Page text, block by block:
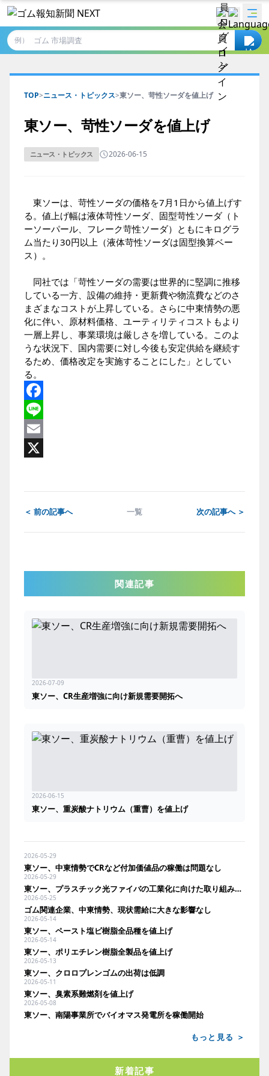
例）
TOP>ニュース・トピックス>東ソー、苛性ソーダを値上げ
東ソー、苛性ソーダを値上げ
ニュース・トピックス 2026-06-15
東ソーは、苛性ソーダの価格を7月1日から値上げす
る。値上げ幅は液体苛性ソーダ、固型苛性ソーダ（ト
ーソーパール、フレーク苛性ソーダ）ともにキログラ
ム当たり30円以上（液体苛性ソーダは固型換算ベー
ス）。
同社では「苛性ソーダの需要は世界的に堅調に推移
している一方、設備の維持・更新費や物流費などのさ
まざまなコストが上昇している。さらに中東情勢の悪
化に伴い、原材料価格、ユーティリティコストもより
一層上昇し、事業環境は厳しさを増している。このよ
うな状況下、国内需要に対し今後も安定供給を継続す
るため、価格改定を実施することにした」としてい
る。
Facebook
Line
Email
＜ 前の記事へ 一覧 次の記事へ ＞
関連記事
2026-07-09
東ソー、CR生産増強に向け新規需要開拓へ
2026-06-15
東ソー、重炭酸ナトリウム（重曹）を値上げ
2026-05-29
東ソー、中東情勢でCRなど付加価値品の稼働は問題なし
2026-05-29
東ソー、プラスチック光ファイバの工業化に向けた取り組みがNICTの社会実装プログラムに採択
2026-05-25
ゴム関連企業、中東情勢、現状需給に大きな影響なし
2026-05-14
東ソー、ペースト塩ビ樹脂全品種を値上げ
2026-05-14
東ソー、ポリエチレン樹脂全製品を値上げ
2026-05-13
東ソー、クロロプレンゴムの出荷は低調
2026-05-11
東ソー、臭素系難燃剤を値上げ
2026-05-08
東ソー、南陽事業所でバイオマス発電所を稼働開始
もっと見る ＞
新着記事